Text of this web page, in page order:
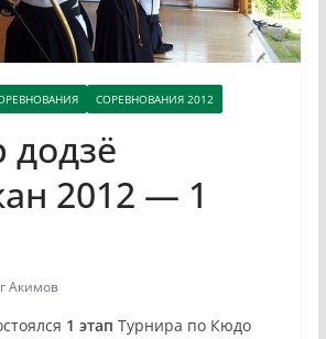
СОРЕВНОВАНИЯ 2012
додзё
2012 — 1
Акимов
1 этап Турнира по Кюдо